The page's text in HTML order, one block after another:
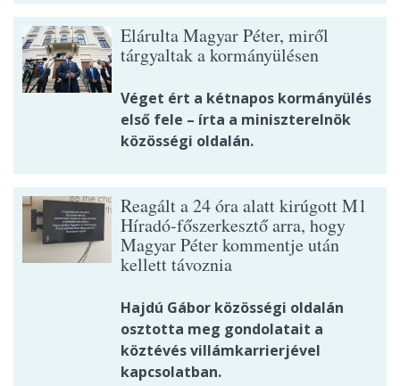
Elárulta Magyar Péter, miről
tárgyaltak a kormányülésen
Véget ért a kétnapos kormányülés
első fele – írta a miniszterelnök
közösségi oldalán.
Reagált a 24 óra alatt kirúgott M1
Híradó-főszerkesztő arra, hogy
Magyar Péter kommentje után
kellett távoznia
Hajdú Gábor közösségi oldalán
osztotta meg gondolatait a
köztévés villámkarrierjével
kapcsolatban.